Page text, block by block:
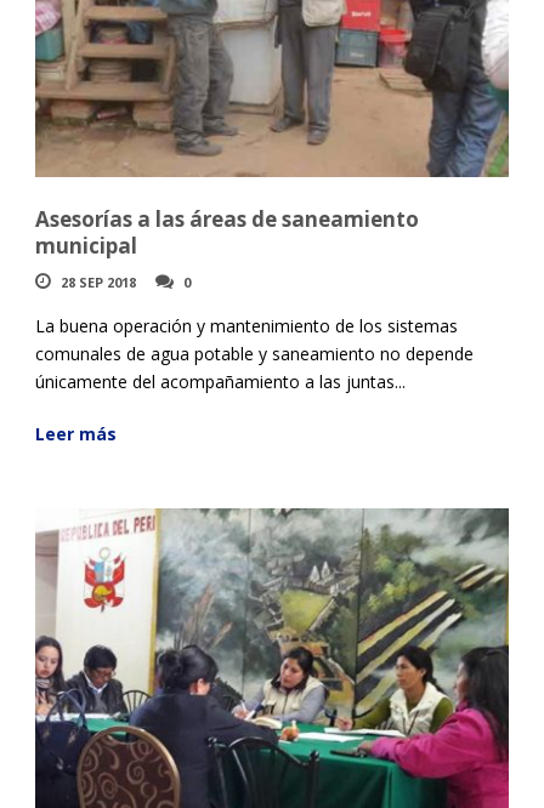
Asesorías a las áreas de saneamiento
municipal
28 SEP 2018 0
La buena operación y mantenimiento de los sistemas
comunales de agua potable y saneamiento no depende
únicamente del acompañamiento a las juntas...
Leer más